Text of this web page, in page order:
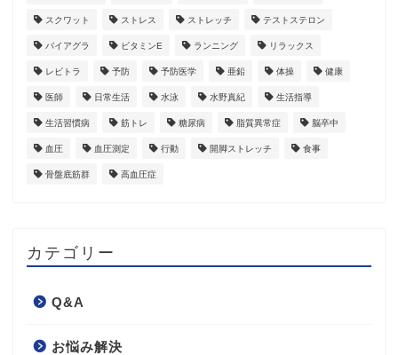
スクワット ストレス ストレッチ テストステロン
バイアグラ ビタミンE ランニング リラックス
レビトラ 予防 予防医学 亜鉛 体操 健康
医師 日常生活 水泳 水野真紀 生活指導
生活習慣病 筋トレ 糖尿病 脂質異常症 脳卒中
血圧 血圧測定 行動 開脚ストレッチ 食事
骨盤底筋群 高血圧症
カテゴリー
Q&A
お悩み解決